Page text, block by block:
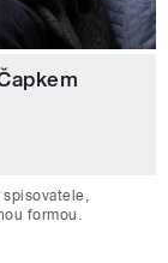
formou.